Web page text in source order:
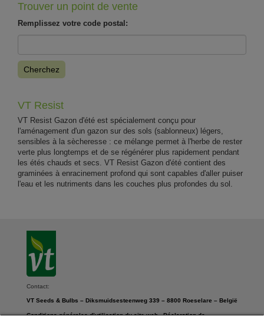
Trouver un point de vente
Remplissez votre code postal:
Cherchez
VT Resist
VT Resist Gazon d'été est spécialement conçu pour
l'aménagement d'un gazon sur des sols (sablonneux) légers,
sensibles à la sècheresse : ce mélange permet à l'herbe de rester
verte plus longtemps et de se régénérer plus rapidement pendant
les étés chauds et secs. VT Resist Gazon d'été contient des
graminées à enracinement profond qui sont capables d'aller puiser
l'eau et les nutriments dans les couches plus profondes du sol.
Contact:
VT Seeds & Bulbs – Diksmuidsesteenweg 339 – 8800 Roeselare – België
Conditions générales d’utilisation du site web-Déclaration de